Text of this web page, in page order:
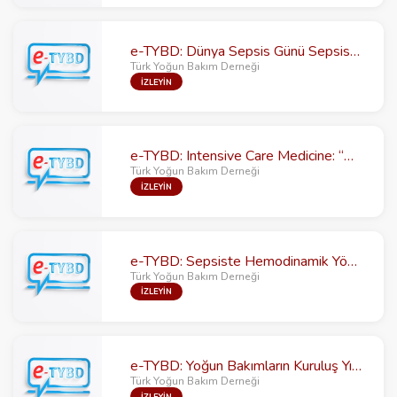
e-TYBD: Dünya Sepsis Günü Sepsiste 3E; Erken tanı, Erken tedavi, Erkin tedavi
Türk Yoğun Bakım Derneği
İZLEYİN
e-TYBD: Intensive Care Medicine: “Different Problems in Diffrerent Locations”
Türk Yoğun Bakım Derneği
İZLEYİN
e-TYBD: Sepsiste Hemodinamik Yönetimde Yenilikler
Türk Yoğun Bakım Derneği
İZLEYİN
e-TYBD: Yoğun Bakımların Kuruluş Yıldönümünde Korkutan Gündem: “Antibiyotik Direnci”
Türk Yoğun Bakım Derneği